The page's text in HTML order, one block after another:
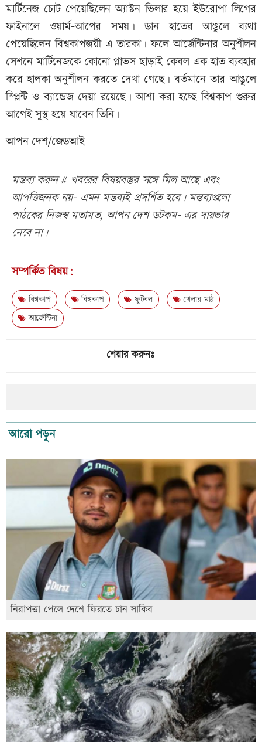
মার্টিনেজ চোট পেয়েছিলেন অ্যাস্টন ভিলার হয়ে ইউরোপা লিগের
ফাইনালে ওয়ার্ম-আপের সময়। ডান হাতের আঙুলে ব্যথা
পেয়েছিলেন বিশ্বকাপজয়ী এ তারকা। ফলে আর্জেন্টিনার অনুশীলন
সেশনে মার্টিনেজকে কোনো গ্লাভস ছাড়াই কেবল এক হাত ব্যবহার
করে হালকা অনুশীলন করতে দেখা গেছে। বর্তমানে তার আঙুলে
স্প্লিন্ট ও ব্যান্ডেজ দেয়া রয়েছে। আশা করা হচ্ছে বিশ্বকাপ শুরুর
আগেই সুস্থ হয়ে যাবেন তিনি।
আপন দেশ/জেডআই
মন্তব্য করুন # খবরের বিষয়বস্তুর সঙ্গে মিল আছে এবং
আপত্তিজনক নয়- এমন মন্তব্যই প্রদর্শিত হবে। মন্তব্যগুলো
পাঠকের নিজস্ব মতামত, আপন দেশ ডটকম- এর দায়ভার
নেবে না।
সম্পর্কিত বিষয়:
বিশ্বকাপ বিশ্বকাপ ফুটবল
খেলার মাঠ
আর্জেন্টিনা
শেয়ার করুনঃ
আরো পড়ুন
নিরাপত্তা পেলে দেশে ফিরতে চান সাকিব